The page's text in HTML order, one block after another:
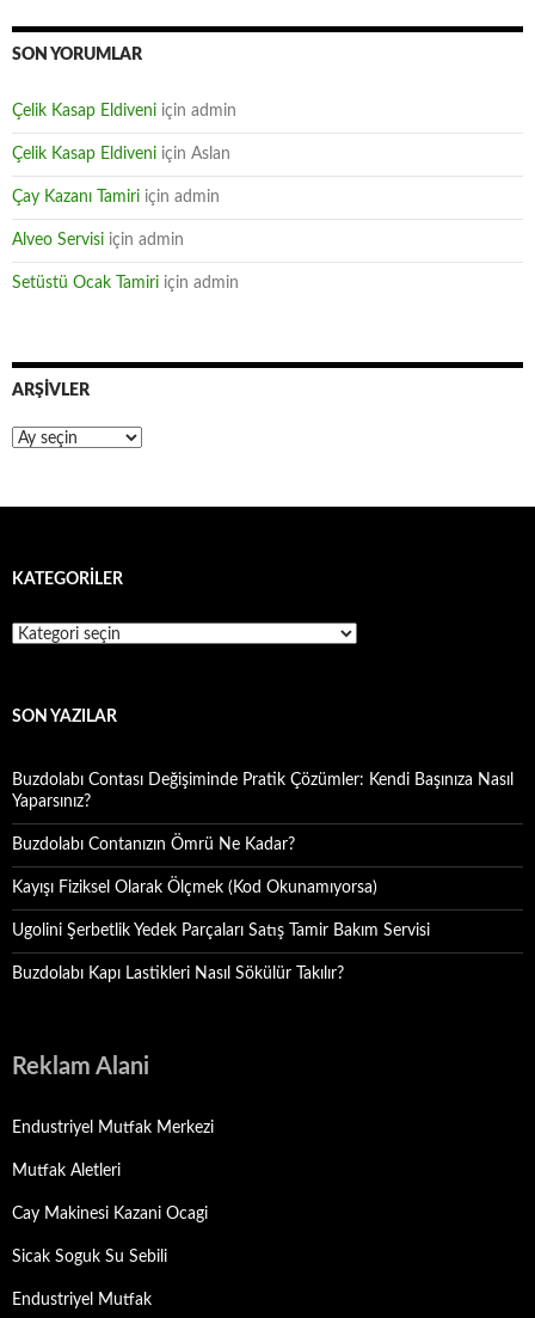
SON YORUMLAR
Çelik Kasap Eldiveni için admin
Çelik Kasap Eldiveni için Aslan
Çay Kazanı Tamiri için admin
Alveo Servisi için admin
Setüstü Ocak Tamiri için admin
ARŞIVLER
Arşivler
KATEGORILER
Kategoriler
SON YAZILAR
Buzdolabı Contası Değişiminde Pratik Çözümler: Kendi Başınıza Nasıl
Yaparsınız?
Buzdolabı Contanızın Ömrü Ne Kadar?
Kayışı Fiziksel Olarak Ölçmek (Kod Okunamıyorsa)
Ugolini Şerbetlik Yedek Parçaları Satış Tamir Bakım Servisi
Buzdolabı Kapı Lastikleri Nasıl Sökülür Takılır?
Reklam Alani
Endustriyel Mutfak Merkezi
Mutfak Aletleri
Cay Makinesi Kazani Ocagi
Sicak Soguk Su Sebili
Endustriyel Mutfak